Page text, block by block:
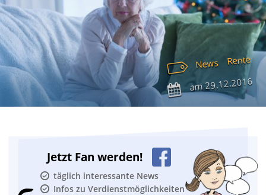
News Rente
am29.12.2016
Jetzt Fan werden!
täglich interessante News
Infos zu Verdienstmöglichkeiten